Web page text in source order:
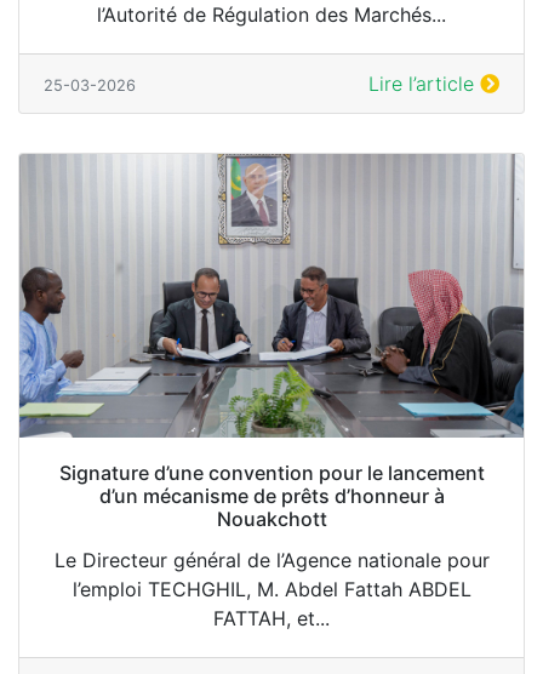
l’Autorité de Régulation des Marchés...
25-03-2026 Lire l’article
Signature d’une convention pour le lancement
d’un mécanisme de prêts d’honneur à
Nouakchott
Le Directeur général de l’Agence nationale pour
l’emploi TECHGHIL, M. Abdel Fattah ABDEL
FATTAH, et...